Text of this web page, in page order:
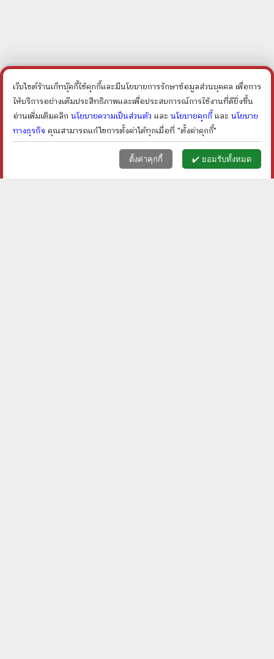
ตะกร้า (0 faceเมนูลูกค้า
เว็บไซต์ร้านเก็ทบุ๊คกี้ใช้คุกกี้และมีนโยบายการรักษาข้อมูลส่วนบุคคล เพื่อการ
ให้บริการอย่างเต็มประสิทธิภาพและเพื่อประสบการณ์การใช้งานที่ดียิ่งขึ้น
อ่านเพิ่มเติมคลิก นโยบายความเป็นส่วนตัว และ นโยบายคุกกี้ และ นโยบาย
ทางธุรกิจ คุณสามารถแก้ไขการตั้งค่าได้ทุกเมื่อที่ "ตั้งค่าคุกกี้"
ตั้งค่าคุกกี้ ✔️ ยอมรับทั้งหมด